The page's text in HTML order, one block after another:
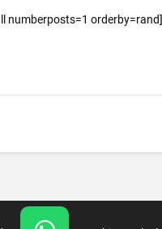
numberposts=1 orderby=rand]